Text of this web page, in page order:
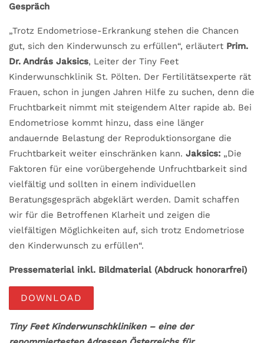
Gespräch
„Trotz Endometriose-Erkrankung stehen die Chancen
gut, sich den Kinderwunsch zu erfüllen“, erläutert Prim.
Dr. András Jaksics, Leiter der Tiny Feet
Kinderwunschklinik St. Pölten. Der Fertilitätsexperte rät
Frauen, schon in jungen Jahren Hilfe zu suchen, denn die
Fruchtbarkeit nimmt mit steigendem Alter rapide ab. Bei
Endometriose kommt hinzu, dass eine länger
andauernde Belastung der Reproduktionsorgane die
Fruchtbarkeit weiter einschränken kann. Jaksics: „Die
Faktoren für eine vorübergehende Unfruchtbarkeit sind
vielfältig und sollten in einem individuellen
Beratungsgespräch abgeklärt werden. Damit schaffen
wir für die Betroffenen Klarheit und zeigen die
vielfältigen Möglichkeiten auf, sich trotz Endometriose
den Kinderwunsch zu erfüllen“.
Pressematerial inkl. Bildmaterial (Abdruck honorarfrei)
DOWNLOAD
Tiny Feet Kinderwunschkliniken – eine der